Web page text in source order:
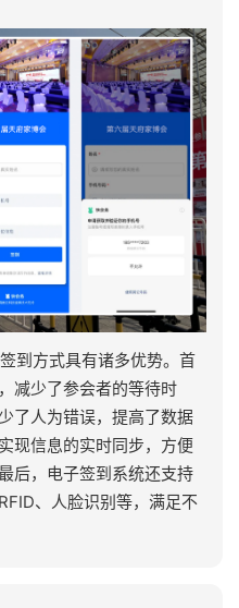
到方式具有诸多优势。首
减少了参会者的等待时
了人为错误，提高了数据
现信息的实时同步，方便
后，电子签到系统还支持
、人脸识别等，满足不